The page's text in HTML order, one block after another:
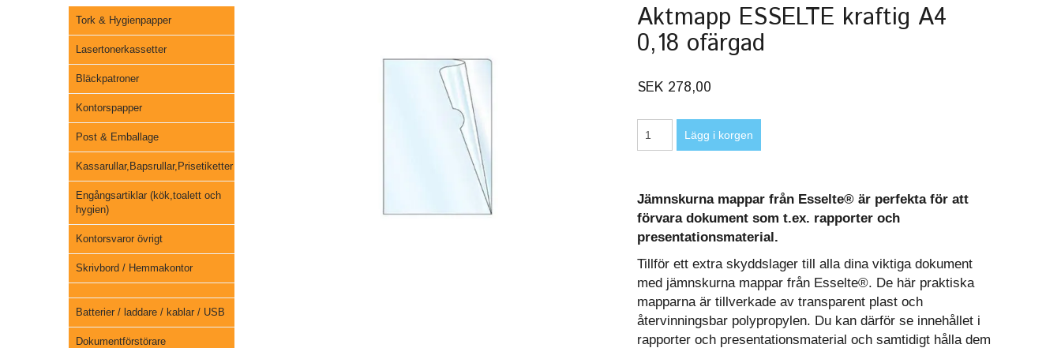
Tork & Hygienpapper
Lasertonerkassetter
Bläckpatroner
Kontorspapper
Post & Emballage
Kassarullar,Bapsrullar,Prisetiketter
Engångsartiklar (kök,toalett och
hygien)
Kontorsvaror övrigt
Skrivbord / Hemmakontor
Batterier / laddare / kablar / USB
Dokumentförstörare
Aktmapp ESSELTE kraftig A4
0,18 ofärgad
SEK 278,00
Jämnskurna mappar från Esselte® är perfekta för att
förvara dokument som t.ex. rapporter och
presentationsmaterial.
Tillför ett extra skyddslager till alla dina viktiga dokument
med jämnskurna mappar från Esselte®. De här praktiska
mapparna är tillverkade av transparent plast och
återvinningsbar polypropylen. Du kan därför se innehållet i
rapporter och presentationsmaterial och samtidigt hålla dem